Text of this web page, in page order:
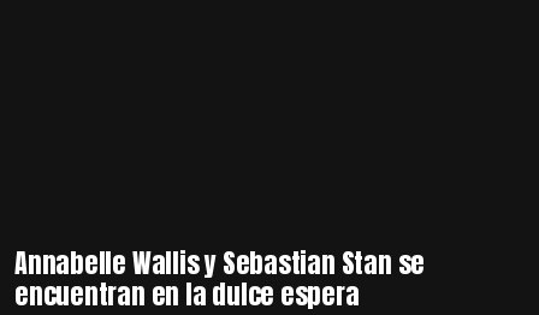
Annabelle Wallis y Sebastian Stan se
encuentran en la dulce espera